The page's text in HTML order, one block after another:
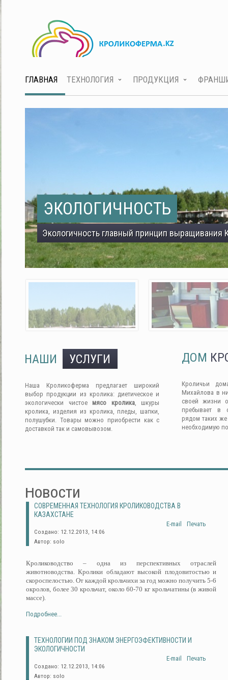
ГЛАВНАЯ ТЕХНОЛОГИЯ ПРОДУКЦИЯ
ЭКОЛОГИЧНОСТЬ
Экологичность главный принцип выращивания
НАШИ УСЛУГИ
Наша Кроликоферма предлагает широкий
выбор продукции из кролика: диетическое и
экологически чистое мясо кролика, шкуры
кролика, изделия из кролика, пледы, шапки,
полушубки. Товары можно приобрести как с
доставкой так и самовывозом.
ДОМ
Кроличьи
Михайлова в
своей жизни
пребывает в
рядом таких
необходимую
Новости
СОВРЕМЕННАЯ ТЕХНОЛОГИЯ КРОЛИКОВОДСТВА В
КАЗАХСТАНЕ
Печать
E-mail
Создано: 12.12.2013, 14:06
Автор: solo
Кролиководство – одна из перспективных отраслей
животноводства. Кролики обладают высокой плодовитостью и
скороспелостью. От каждой крольчихи за год можно получить 5-6
окролов, более 30 крольчат, около 60-70 кг крольчатины (в живой
массе).
Подробнее...
ТЕХНОЛОГИИ ПОД ЗНАКОМ ЭНЕРГОЭФЕКТИВНОСТИ И
ЭКОЛОГИЧНОСТИ
Печать
E-mail
Создано: 12.12.2013, 14:06
Автор: solo